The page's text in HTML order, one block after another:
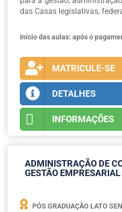
das Casas legislativas,
Início das aulas: após o
MATRICULE-SE
DETALHES
INFORMAÇÕES
ADMINISTRAÇÃO DE
GESTÃO EMPRESARIAL
PÓS GRADUAÇÃO LATO